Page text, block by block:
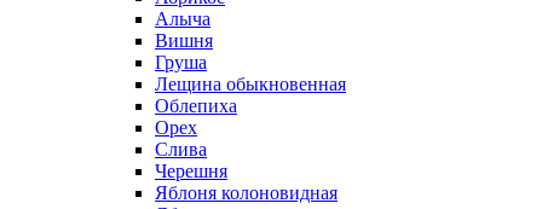
Алыча
Вишня
Груша
Лещина обыкновенная
Облепиха
Орех
Слива
Черешня
Яблоня колоновидная